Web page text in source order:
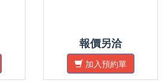
報價另洽
加入預約單